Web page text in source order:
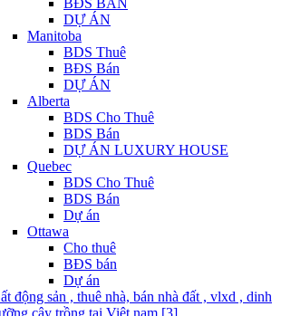
BĐS BÁN
DỰ ÁN
Manitoba
BDS Thuê
BĐS Bán
DỰ ÁN
Alberta
BDS Cho Thuê
BDS Bán
DỰ ÁN LUXURY HOUSE
Quebec
BDS Cho Thuê
BDS Bán
Dự án
Ottawa
Cho thuê
BĐS bán
Dự án
động sản , thuê nhà, bán nhà đất , vlxd , dinh
cây trồng tại Việt nam [3]